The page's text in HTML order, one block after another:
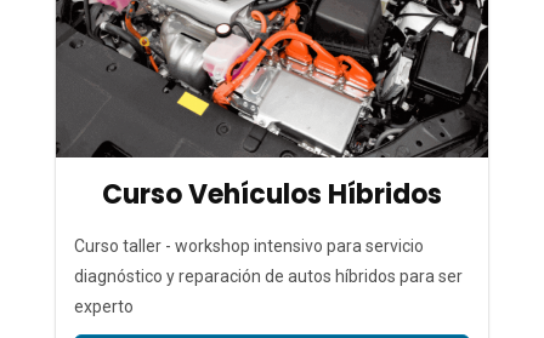
a
s
Curso Vehículos Híbridos
Curso taller - workshop intensivo para servicio
diagnóstico y reparación de autos híbridos para ser
experto